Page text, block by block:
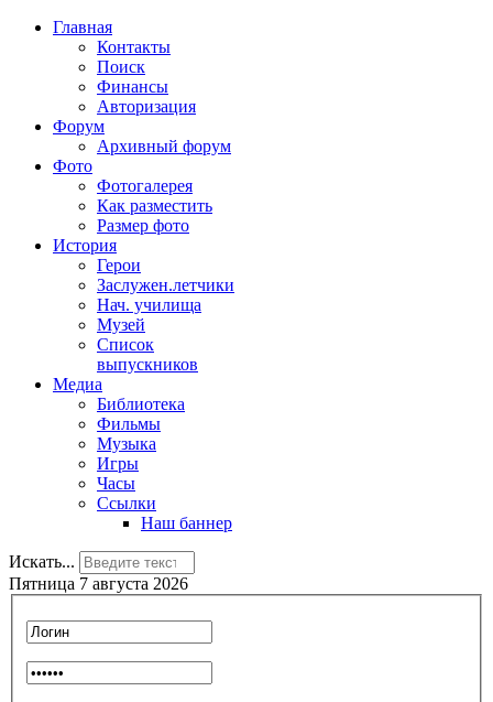
Главная
Контакты
Поиск
Финансы
Авторизация
Форум
Архивный форум
Фото
Фотогалерея
Как разместить
Размер фото
История
Герои
Заслужен.летчики
Нач. училища
Музей
Список
выпускников
Медиа
Библиотека
Фильмы
Музыка
Игры
Часы
Ссылки
Наш баннер
Искать...
Пятница 7 августа 2026